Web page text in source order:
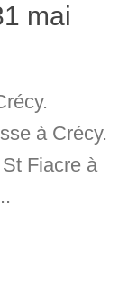
mai
à Crécy.
Fiacre à